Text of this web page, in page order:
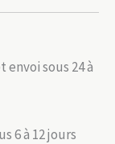
envoi sous 24 à
6 à 12 jours